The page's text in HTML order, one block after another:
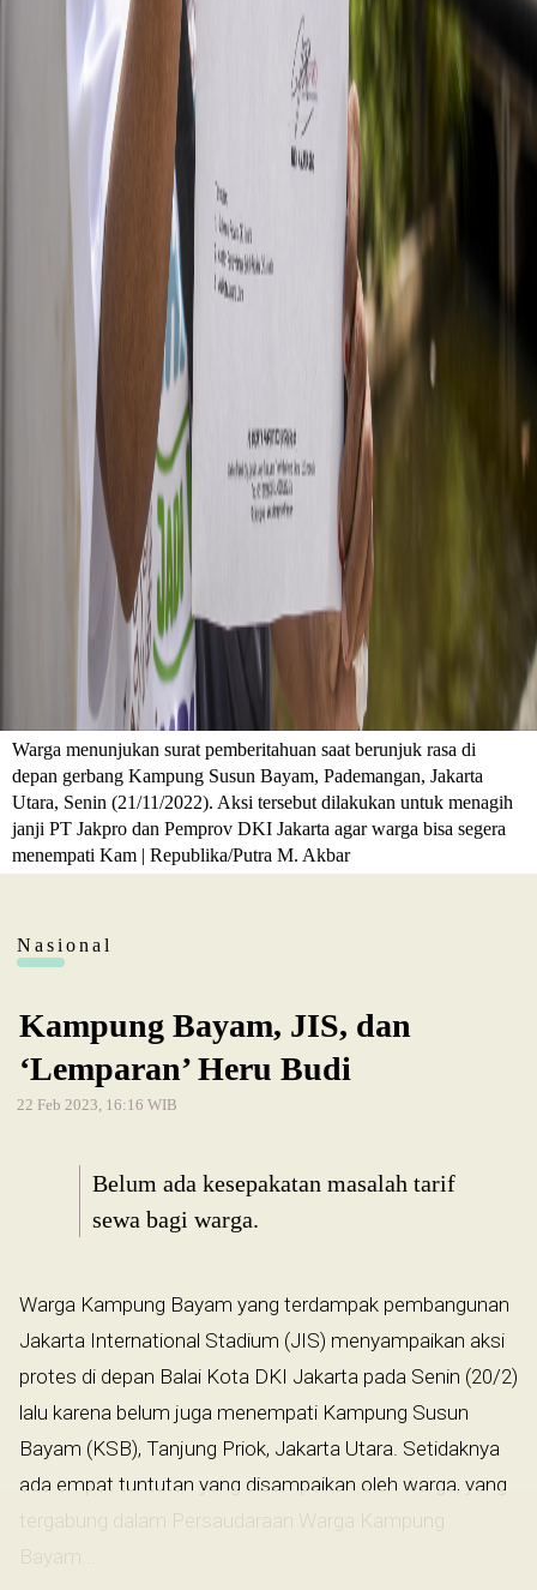
Warga menunjukan surat pemberitahuan saat berunjuk rasa di
depan gerbang Kampung Susun Bayam, Pademangan, Jakarta
Utara, Senin (21/11/2022). Aksi tersebut dilakukan untuk menagih
janji PT Jakpro dan Pemprov DKI Jakarta agar warga bisa segera
menempati Kam | Republika/Putra M. Akbar
Nasional
Kampung Bayam, JIS, dan
‘Lemparan’ Heru Budi
22 Feb 2023, 16:16 WIB
Belum ada kesepakatan masalah tarif
sewa bagi warga.
Warga Kampung Bayam yang terdampak pembangunan
Jakarta International Stadium (JIS) menyampaikan aksi
protes di depan Balai Kota DKI Jakarta pada Senin (20/2)
lalu karena belum juga menempati Kampung Susun
Bayam (KSB), Tanjung Priok, Jakarta Utara. Setidaknya
ada empat tuntutan yang disampaikan oleh warga, yang
tergabung dalam Persaudaraan Warga Kampung
Bayam...